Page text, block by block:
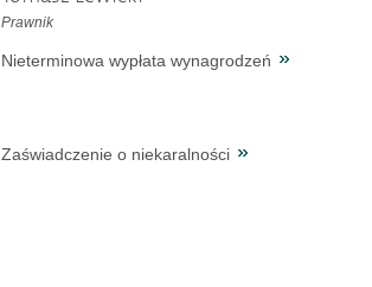
Prawnik
Nieterminowa wypłata wynagrodzeń
Zaświadczenie o niekaralności